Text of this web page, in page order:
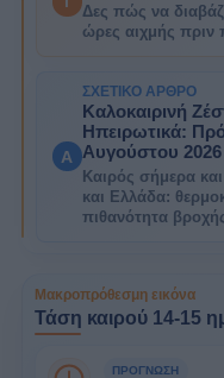
Δες πώς να
ώρες αιχμής πριν
A
ΣΧΕΤΙΚΌ ΆΡΘΡΟ
Καλοκαιρινή
Ηπειρωτικά:
Αυγούστου 2026
Καιρός σήμερα
και Ελλάδα:
πιθανότητα
Μακροπρόθεσμη εικόνα
Τάση καιρού 14-15
ΠΡΌΓΝΩΣΗ